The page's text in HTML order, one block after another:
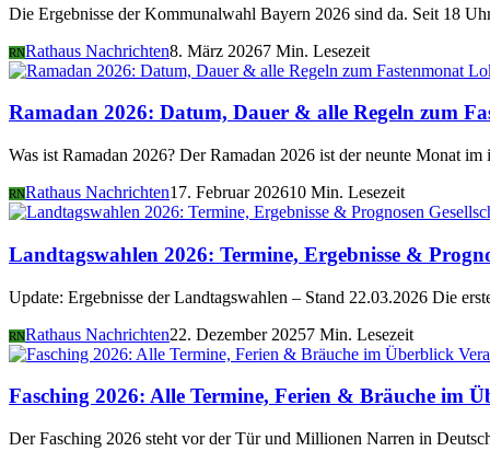
Die Ergebnisse der Kommunalwahl Bayern 2026 sind da. Seit 18
RNRathaus Nachrichten8. März 20267 Min. Lesezeit
Ramadan 2026: Datum, Dauer & alle Regeln zum
Was ist Ramadan 2026? Der Ramadan 2026 ist der neunte Monat
RNRathaus Nachrichten17. Februar 202610 Min. Lesezeit
Landtagswahlen 2026: Termine, Ergebnisse &
Update: Ergebnisse der Landtagswahlen – Stand 22.03.2026 Die
RNRathaus Nachrichten22. Dezember 20257 Min. Lesezeit
Fasching 2026: Alle Termine, Ferien & Bräuche im
Der Fasching 2026 steht vor der Tür und Millionen Narren in